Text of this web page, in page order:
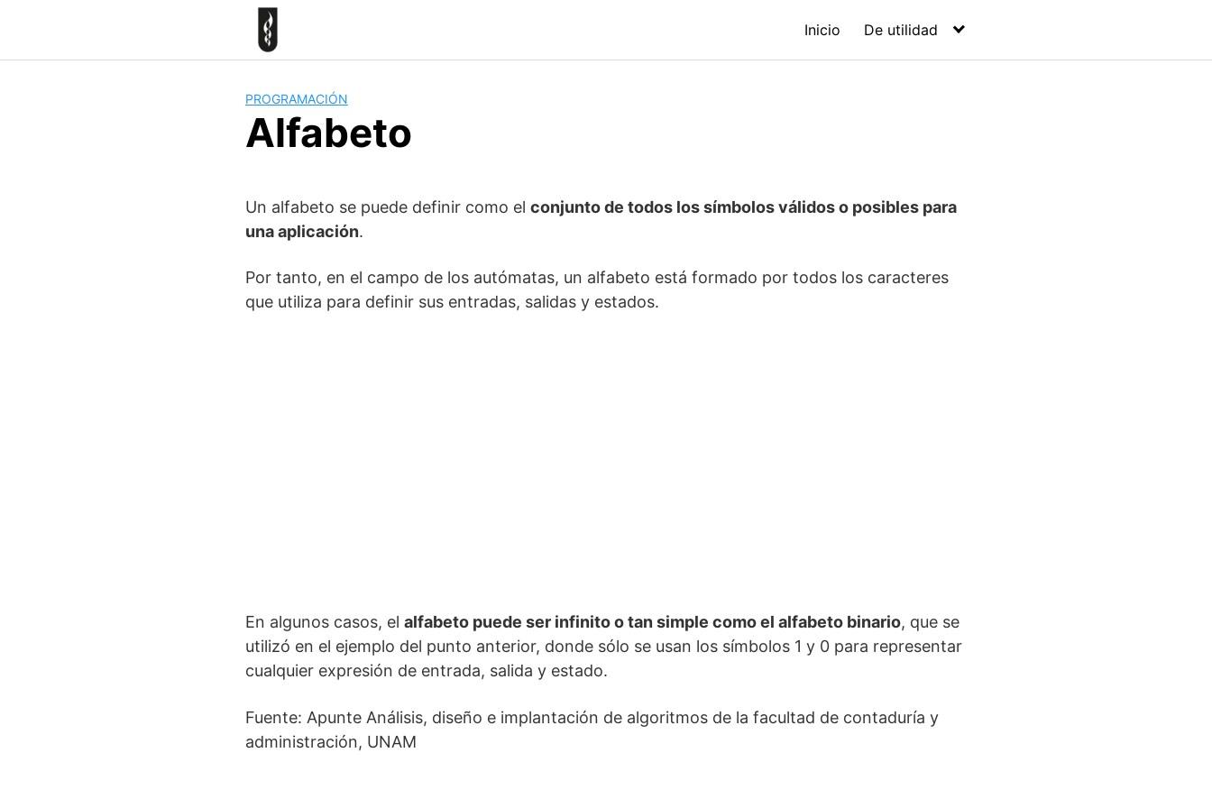
Inicio De utilidad
PROGRAMACIÓN
Alfabeto
Un alfabeto se puede definir como el conjunto de todos los símbolos válidos o posibles para
una aplicación.
Por tanto, en el campo de los autómatas, un alfabeto está formado por todos los caracteres
que utiliza para definir sus entradas, salidas y estados.
En algunos casos, el alfabeto puede ser infinito o tan simple como el alfabeto binario, que se
utilizó en el ejemplo del punto anterior, donde sólo se usan los símbolos 1 y 0 para representar
cualquier expresión de entrada, salida y estado.
Fuente: Apunte Análisis, diseño e implantación de algoritmos de la facultad de contaduría y
administración, UNAM